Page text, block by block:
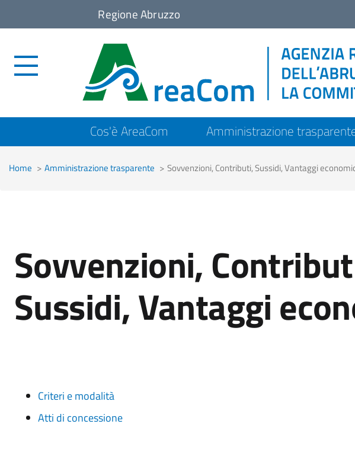
Regione Abruzzo
menu
Cos'è AreaCom Amministrazione
Home Amministrazione trasparente Sovvenzioni, Contributi, Sussidi, Vantaggi
Sovvenzioni,
Sussidi, Vantaggi
Criteri e modalità
Atti di concessione